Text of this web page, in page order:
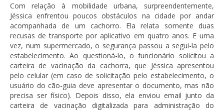
Com relação à mobilidade urbana, surpreendentemente,
Jéssica enfrentou poucos obstáculos na cidade por andar
acompanhada de um cachorro. Ela relata somente duas
recusas de transporte por aplicativo em quatro anos. E uma
vez, num supermercado, o segurança passou a segui-la pelo
estabelecimento. Ao questioná-lo, o funcionário solicitou a
carteira de vacinação da cachorra, que Jéssica apresentou
pelo celular (em caso de solicitação pelo estabelecimento, o
usuário do cão-guia deve apresentar o documento, mas não
precisa ser físico). Depois disso, ela enviou email junto da
carteira de vacinação digitalizada para administração do